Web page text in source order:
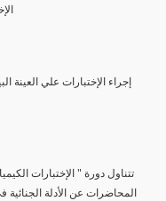
تتناول دورة " الإختبارات
المحاضرات عن الأدلة الجنائية